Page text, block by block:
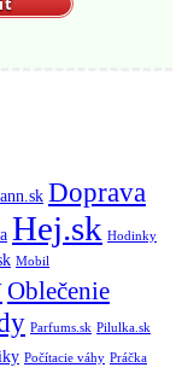
Doprava
Hej.sk Hodinky
Mobil
Oblečenie
Parfums.sk Pilulka.sk
Počítacie váhy Práčka